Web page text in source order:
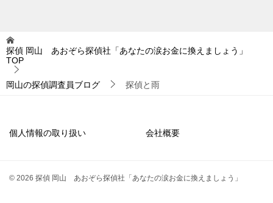
探偵 岡山 あおぞら探偵社「あなたの涙お金に換えましょう」
TOP
岡山の探偵調査員ブログ 探偵と雨
個人情報の取り扱い 会社概要
© 2026 探偵 岡山 あおぞら探偵社「あなたの涙お金に換えましょう」